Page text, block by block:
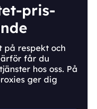
pris-
respekt och
får du
hos oss. På
ger dig